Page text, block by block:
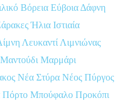
Βόρεια Εύβοια Δάφνη
Ήλια Ιστιαία
Λευκαντί Λιμνιώνας
Μαντούδι Μαρμάρι
Νέα Στύρα Νέος Πύργος
Πόρτο Μπούφαλο Προκόπι